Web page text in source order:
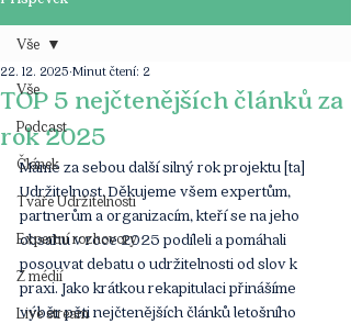
Vše
Podcast
Článek
Tváře Udržitelnosti
Expertní rozhovory
Z médií
Live stream
Vše
TOP 5 nejčtenějších článků za
rok 2025
22. 12. 2025 Minut čtení: 2
Máme za sebou další silný rok projektu [ta]
Udržitelnost. Děkujeme všem expertům,
partnerům a organizacím, kteří se na jeho
obsahu v roce 2025 podíleli a pomáhali
posouvat debatu o udržitelnosti od slov k
praxi. Jako krátkou rekapitulaci přinášíme
výběr pěti nejčtenějších článků letošního